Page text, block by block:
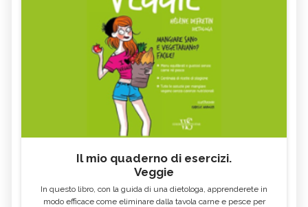
Il mio quaderno di esercizi.
Veggie
In questo libro, con la guida di una dietologa, apprenderete in
modo efficace come eliminare dalla tavola carne e pesce per